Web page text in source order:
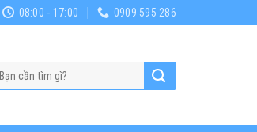
08:00 - 17:00 0909 595 286